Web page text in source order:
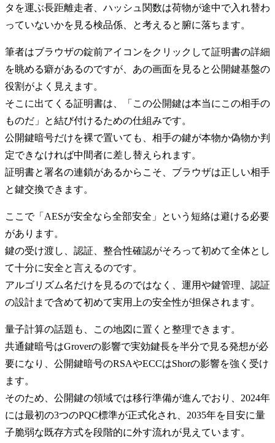
タを運ぶ長距離走者、ハッシュ関数は荷物が途中で入れ替わ
っていないかを見る検品係、と考えると腑に落ちます。
筆者はブラウザの錠前アイコンをクリックして証明書の詳細
を眺める癖があるのですが、あの画面を見ると公開鍵基盤の
役割がよく見えます。
そこに出てくる証明書は、「この公開鍵は本当にこの相手の
ものだ」と結び付けるための仕組みです。
公開鍵暗号だけを裸で置いても、相手の鍵が本物か偽物か判
定できなければ中間者に差し替えられます。
証明書と署名の連鎖があるからこそ、ブラウザは正しい相手
と鍵交換できます。
ここで「AESが安全なら全部安全」という短絡は避ける必要
があります。
鍵の受け渡し、認証、整合性確認がそろって初めて全体とし
て十分に安全と言えるのです。
アルゴリズム名だけを見るのではなく、運用や鍵管理、認証
の設計まで含めて初めて実用上の安全性が担保されます。
量子計算の話題も、この地図に置くと整理できます。
共通鍵暗号はGroverの影響で実効鍵長を半分で見る発想が必
要になり、公開鍵暗号のRSAやECCはShorの影響を強く受け
ます。
そのため、公開鍵の領域では移行準備が進んでおり、2024年
には最初の3つのPQC標準が正式化され、2035年を目安に量
子脆弱な既存方式を段階的に外す流れが見えています。